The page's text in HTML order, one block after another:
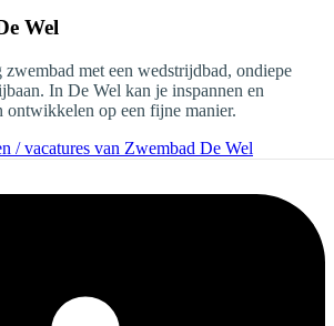
Wel
met een wedstrijdbad, ondiepe
In De Wel kan je inspannen en
ontwikkelen op een fijne manier.
/ vacatures van Zwembad De Wel